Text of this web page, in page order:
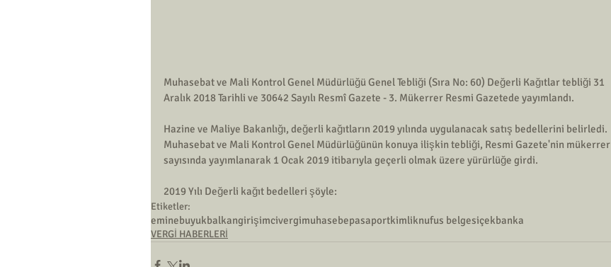
Muhasebat ve Mali Kontrol Genel Müdürlüğü Genel Tebliği (Sıra No: 60) Değerli Kağıtlar tebliği 31
Aralık 2018 Tarihli ve 30642 Sayılı Resmî Gazete - 3. Mükerrer Resmi Gazetede yayımlandı.
Hazine ve Maliye Bakanlığı, değerli kağıtların 2019 yılında uygulanacak satış bedellerini belirledi.
Muhasebat ve Mali Kontrol Genel Müdürlüğünün konuya ilişkin tebliği, Resmi Gazete'nin mükerrer
sayısında yayımlanarak 1 Ocak 2019 itibarıyla geçerli olmak üzere yürürlüğe girdi.
2019 Yılı Değerli kağıt bedelleri şöyle:
Etiketler:
eminebuyukbalkangirişimcivergimuhasebepasaportkimliknufus belgesiçekbanka
VERGİ HABERLERİ